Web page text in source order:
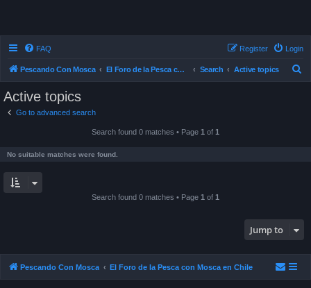
FAQ Login
Register
Pescando Con Mosca El Foro de la Pesca con Mosca en Chile Search Active topics
Active topics
Go to advanced search
Search found 0 matches • Page 1 of 1
No suitable matches were found.
Search found 0 matches • Page 1 of 1
Jump to
Pescando Con Mosca El Foro de la Pesca con Mosca en Chile